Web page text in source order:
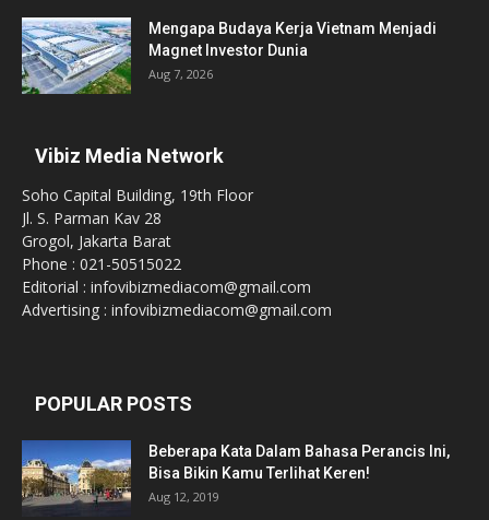
Mengapa Budaya Kerja Vietnam Menjadi
Magnet Investor Dunia
Aug 7, 2026
Vibiz Media Network
Soho Capital Building, 19th Floor
Jl. S. Parman Kav 28
Grogol, Jakarta Barat
Phone : 021-50515022
Editorial : infovibizmediacom@gmail.com
Advertising : infovibizmediacom@gmail.com
POPULAR POSTS
Beberapa Kata Dalam Bahasa Perancis Ini,
Bisa Bikin Kamu Terlihat Keren!
Aug 12, 2019